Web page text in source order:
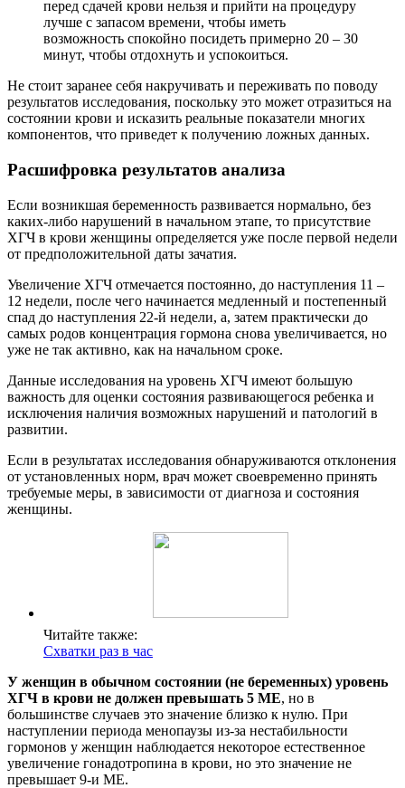
перед сдачей крови нельзя и прийти на процедуру
лучше с запасом времени, чтобы иметь
возможность спокойно посидеть примерно 20 – 30
минут, чтобы отдохнуть и успокоиться.
Не стоит заранее себя накручивать и переживать по поводу
результатов исследования, поскольку это может отразиться на
состоянии крови и исказить реальные показатели многих
компонентов, что приведет к получению ложных данных.
Расшифровка результатов анализа
Если возникшая беременность развивается нормально, без
каких-либо нарушений в начальном этапе, то присутствие
ХГЧ в крови женщины определяется уже после первой недели
от предположительной даты зачатия.
Увеличение ХГЧ отмечается постоянно, до наступления 11 –
12 недели, после чего начинается медленный и постепенный
спад до наступления 22-й недели, а, затем практически до
самых родов концентрация гормона снова увеличивается, но
уже не так активно, как на начальном сроке.
Данные исследования на уровень ХГЧ имеют большую
важность для оценки состояния развивающегося ребенка и
исключения наличия возможных нарушений и патологий в
развитии.
Если в результатах исследования обнаруживаются отклонения
от установленных норм, врач может своевременно принять
требуемые меры, в зависимости от диагноза и состояния
женщины.
Читайте также:
Схватки раз в час
У женщин в обычном состоянии (не беременных) уровень
ХГЧ в крови не должен превышать 5 МЕ, но в
большинстве случаев это значение близко к нулю. При
наступлении периода менопаузы из-за нестабильности
гормонов у женщин наблюдается некоторое естественное
увеличение гонадотропина в крови, но это значение не
превышает 9-и МЕ.